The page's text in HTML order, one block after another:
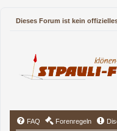
Dieses Forum ist kein
FAQ Forenregeln